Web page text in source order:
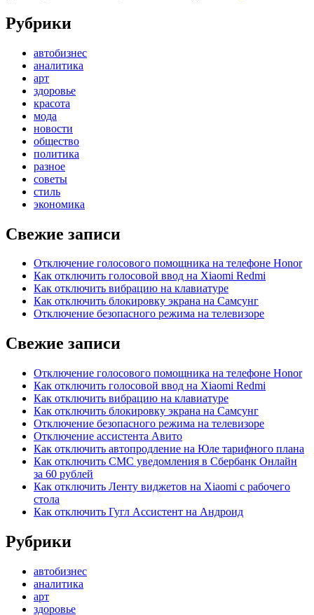
Рубрики
автобизнес
аналитика
арт
здоровье
красота
мода
новости
общество
политика
разное
советы
стиль
экономика
Свежие записи
Отключение голосового помощника на телефоне Honor
Как отключить голосовой ввод на Xiaomi Redmi
Как отключить вибрацию на клавиатуре
Как отключить блокировку экрана на Самсунг
Отключение безопасного режима на телевизоре
Свежие записи
Отключение голосового помощника на телефоне Honor
Как отключить голосовой ввод на Xiaomi Redmi
Как отключить вибрацию на клавиатуре
Как отключить блокировку экрана на Самсунг
Отключение безопасного режима на телевизоре
Отключение ассистента Авито
Как отключить автопродление на Юле тарифного плана
Как отключить СМС уведомления в Сбербанк Онлайн
за 60 рублей
Как отключить Ленту виджетов на Xiaomi с рабочего
стола
Как отключить Гугл Ассистент на Андроид
Рубрики
автобизнес
аналитика
арт
здоровье